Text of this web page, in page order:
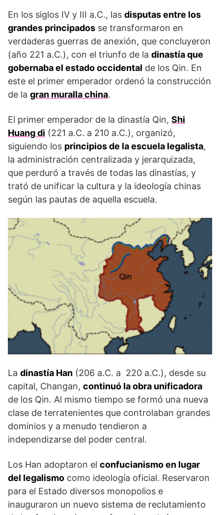
En los siglos IV y III a.C., las disputas entre los
grandes principados se transformaron en
verdaderas guerras de anexión, que concluyeron
(año 221 a.C.), con el triunfo de la dinastía que
gobernaba el estado occidental de los Qin. En
este el primer emperador ordenó la construcción
de la gran muralla china.
El primer emperador de la dinastía Qin, Shi
Huang di (221 a.C. a 210 a.C.), organizó,
siguiendo los principios de la escuela legalista,
la administración centralizada y jerarquizada,
que perduró a través de todas las dinastías, y
trató de unificar la cultura y la ideología chinas
según las pautas de aquella escuela.
La dinastía Han (206 a.C. a 220 a.C.), desde su
capital, Changan, continuó la obra unificadora
de los Qin. Al mismo tiempo se formó una nueva
clase de terratenientes que controlaban grandes
dominios y a menudo tendieron a
independizarse del poder central.
Los Han adoptaron el confucianismo en lugar
del legalismo como ideología oficial. Reservaron
para el Estado diversos monopolios e
inauguraron un nuevo sistema de reclutamiento